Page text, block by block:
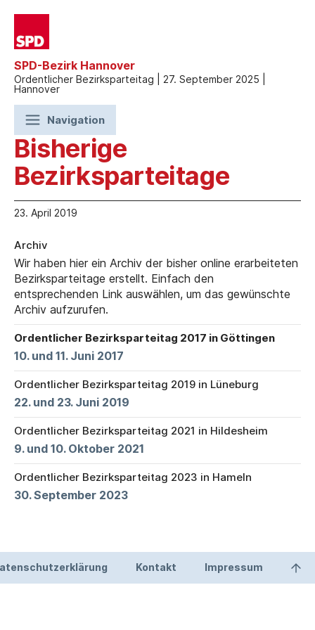
SPD-Bezirk Hannover
Ordentlicher Bezirksparteitag | 27. September 2025 |
Hannover
Navigation
Bisherige
Bezirksparteitage
23. April 2019
Archiv
Wir haben hier ein Archiv der bisher online erarbeiteten
Bezirksparteitage erstellt. Einfach den
entsprechenden Link auswählen, um das gewünschte
Archiv aufzurufen.
Ordentlicher Bezirksparteitag 2017 in Göttingen
10. und 11. Juni 2017
Ordentlicher Bezirksparteitag 2019 in Lüneburg
22. und 23. Juni 2019
Ordentlicher Bezirksparteitag 2021 in Hildesheim
9. und 10. Oktober 2021
Ordentlicher Bezirksparteitag 2023 in Hameln
30. September 2023
Kontakt Impressum